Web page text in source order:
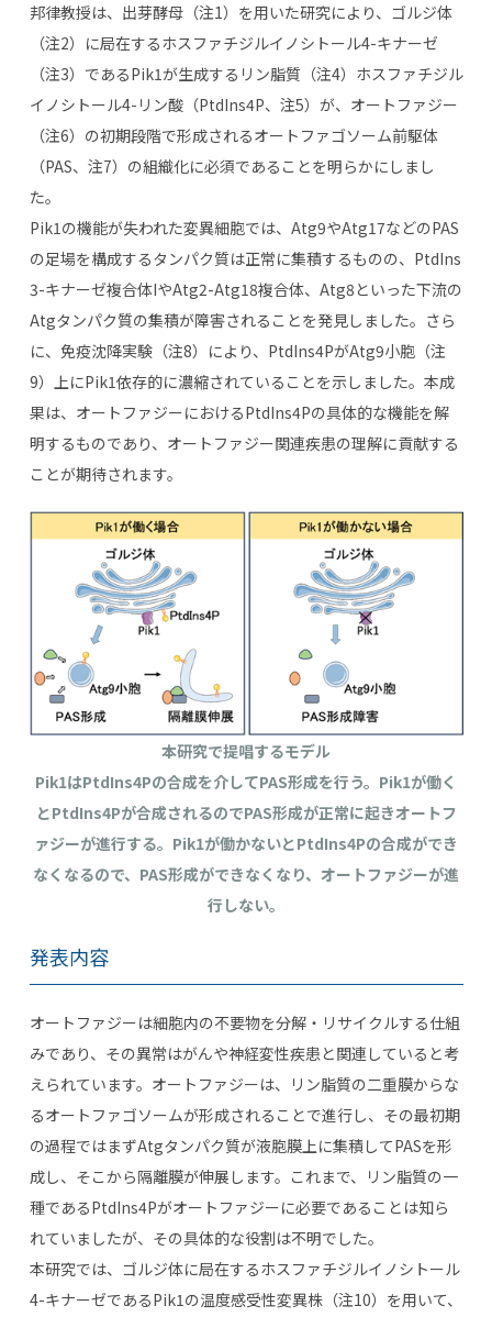
邦律教授は、出芽酵母（注1）を用いた研究により、ゴルジ体
（注2）に局在するホスファチジルイノシトール4-キナーゼ
（注3）であるPik1が生成するリン脂質（注4）ホスファチジル
イノシトール4- リン酸（PtdIns4P、注5）が、オートファジー
（注6）の初期段階で形成されるオートファゴソーム前駆体
（PAS、注7）の組織化に必須であることを明らかにしまし
た。
Pik1の機能が失われた変異細胞では、 Atg9やAtg17などのPAS
の足場を構成するタンパク質は正常に集積するものの、 PtdIns
3-キナーゼ複合体IやAtg2-Atg18複合体、 Atg8 といった下流の
Atgタンパク質の集積が障害されることを発見しました。さら
に、免疫沈降実験（注8）により、 PtdIns4PがAtg9小胞（注
9）上にPik1依存的に濃縮されていることを示しました。本成
果は、オートファジーにおけるPtdIns4Pの具体的な機能を解
明するものであり、オートファジー関連疾患の理解に貢献する
ことが期待されます。
本研究で提唱するモデル
Pik1はPtdIns4Pの合成を介してPAS形成を行う。 Pik1が働く
とPtdIns4Pが合成されるのでPAS形成が正常に起きオートフ
ァジーが進行する。 Pik1が働かないとPtdIns4Pの合成ができ
なくなるので、 PAS形成ができなくなり、オートファジーが進
行しない。
発表内容
オートファジーは細胞内の不要物を分解・リサイクルする仕組
みであり、その異常はがんや神経変性疾患と関連していると考
えられています。オートファジーは、リン脂質の二重膜からな
るオートファゴソームが形成されることで進行し、その最初期
の過程ではまずAtgタンパク質が液胞膜上に集積してPASを形
成し、そこから隔離膜が伸展します。これまで、リン脂質の一
種であるPtdIns4Pがオートファジーに必要であることは知ら
れていましたが、その具体的な役割は不明でした。
本研究では、ゴルジ体に局在するホスファチジルイノシトール
4-キナーゼであるPik1 の温度感受性変異株（注10）を用いて、